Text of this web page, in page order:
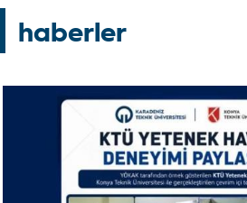
haberler